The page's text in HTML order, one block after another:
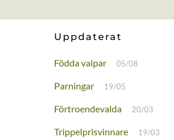
Uppdaterat
Födda valpar 05/08
Parningar 19/05
Förtroendevalda 20/03
Trippelprisvinnare 19/03